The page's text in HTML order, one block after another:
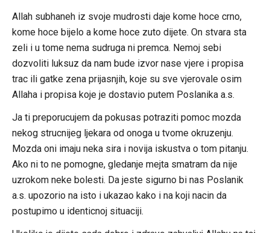
Allah subhaneh iz svoje mudrosti daje kome hoce crno,
kome hoce bijelo a kome hoce zuto dijete. On stvara sta
zeli i u tome nema sudruga ni premca. Nemoj sebi
dozvoliti luksuz da nam bude izvor nase vjere i propisa
trac ili gatke zena prijasnjih, koje su sve vjerovale osim
Allaha i propisa koje je dostavio putem Poslanika a.s.
Ja ti preporucujem da pokusas potraziti pomoc mozda
nekog strucnijeg ljekara od onoga u tvome okruzenju.
Mozda oni imaju neka sira i novija iskustva o tom pitanju.
Ako ni to ne pomogne, gledanje mejta smatram da nije
uzrokom neke bolesti. Da jeste sigurno bi nas Poslanik
a.s. upozorio na isto i ukazao kako i na koji nacin da
postupimo u identicnoj situaciji.